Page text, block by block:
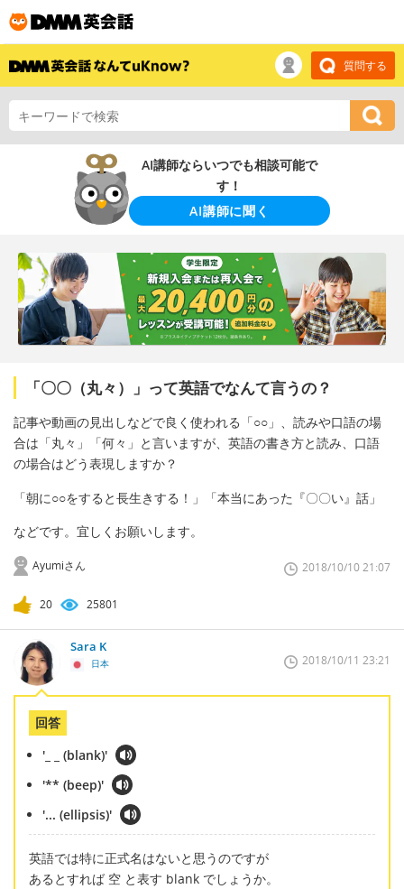
質問する
AI講師ならいつでも相談可能で
す！
AI講師に聞く
「〇〇（丸々）」って英語でなんて言うの？
記事や動画の見出しなどで良く使われる「○○」、読みや口語の場
合は「丸々」「何々」と言いますが、英語の書き方と読み、口語
の場合はどう表現しますか？
「朝に○○をすると長生きする！」「本当にあった『〇〇い』話」
などです。宜しくお願いします。
Ayumiさん 2018/10/10 21:07
20 25801
Sara K
日本 2018/10/11 23:21
回答
'_ _ (blank)'
'** (beep)'
'... (ellipsis)'
英語では特に正式名はないと思うのですが
あるとすれば 空 と表す blank でしょうか。